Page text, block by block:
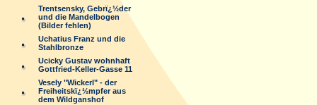
Trentsensky, Gebrï¿½der
und die Mandelbogen
(Bilder fehlen)
Uchatius Franz und die
Stahlbronze
Ucicky Gustav wohnhaft
Gottfried-Keller-Gasse 11
Vesely "Wickerl" - der
Freiheitskï¿½mpfer aus
dem Wildganshof